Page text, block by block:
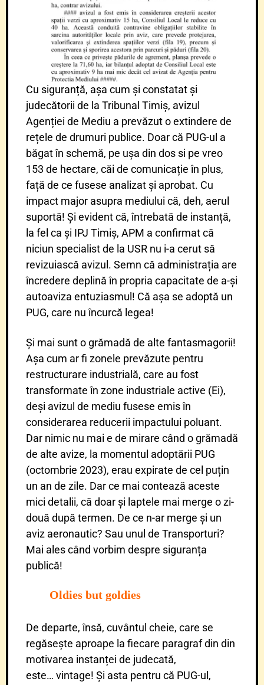
Cu siguranță, așa cum și constatat și
judecătorii de la Tribunal Timiș, avizul
Agenției de Mediu a prevăzut o extindere de
rețele de drumuri publice. Doar că PUG-ul a
băgat în schemă, pe ușa din dos si pe vreo
153 de hectare, căi de comunicație în plus,
față de ce fusese analizat și aprobat. Cu
impact major asupra mediului că, deh, aerul
suportă! Și evident că, întrebată de instanță,
la fel ca și IPJ Timiș, APM a confirmat că
niciun specialist de la USR nu i-a cerut să
revizuiască avizul. Semn că administrația are
încredere deplină în propria capacitate de a-și
autoaviza entuziasmul! Că așa se adoptă un
PUG, care nu încurcă legea!
Și mai sunt o grămadă de alte fantasmagorii!
Așa cum ar fi zonele prevăzute pentru
restructurare industrială, care au fost
transformate în zone industriale active (Ei),
deși avizul de mediu fusese emis în
considerarea reducerii impactului poluant.
Dar nimic nu mai e de mirare când o grămadă
de alte avize, la momentul adoptării PUG
(octombrie 2023), erau expirate de cel puțin
un an de zile. Dar ce mai contează aceste
mici detalii, că doar și laptele mai merge o zi-
două după termen. De ce n-ar merge și un
aviz aeronautic? Sau unul de Transporturi?
Mai ales când vorbim despre siguranța
publică!
Oldies but goldies
De departe, însă, cuvântul cheie, care se
regăsește aproape la fiecare paragraf din din
motivarea instanței de judecată,
este… vintage! Și asta pentru că PUG-ul,